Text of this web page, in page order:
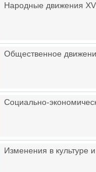
Народные движения
Общественное
Социально-
Изменения в культуре